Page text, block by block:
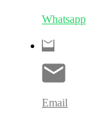
Whatsapp
Email